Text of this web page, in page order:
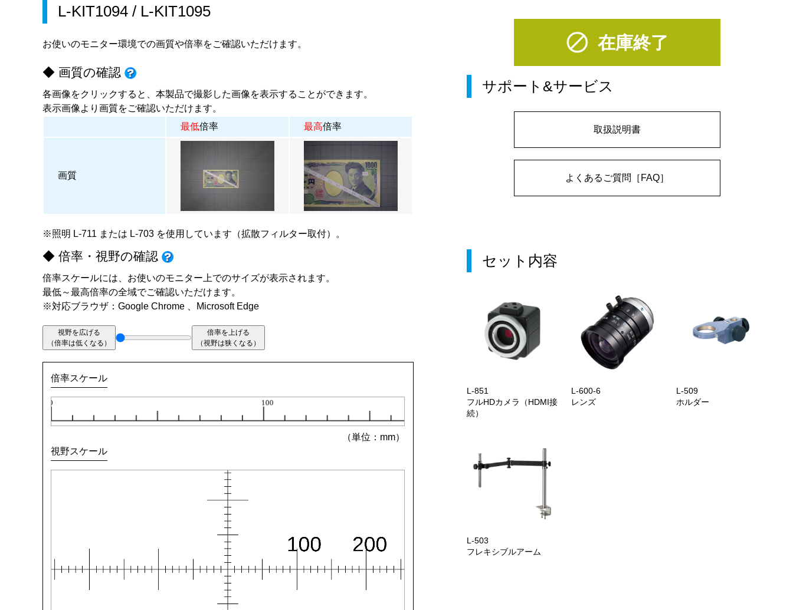
L-KIT1094 / L-KIT1095
お使いのモニター環境での画質や倍率をご確認いただけます。
◆ 画質の確認
各画像をクリックすると、本製品で撮影した画像を表示することができます。
表示画像より画質をご確認いただけます。
最低倍率 最高倍率
画質
※照明 L-711 または L-703 を使用しています（拡散フィルター取付）。
◆ 倍率・視野の確認
倍率スケールには、お使いのモニター上でのサイズが表示されます。
最低～最高倍率の全域でご確認いただけます。
※対応ブラウザ：Google Chrome 、Microsoft Edge
視野を広げる
（倍率は低くなる）
倍率を上げる
（視野は狭くなる）
倍率スケール
（単位：mm）
視野スケール
在庫終了
サポート&サービス
取扱説明書
よくあるご質問［FAQ］
セット内容
L-851
フルHDカメラ（HDMI接
続）
L-600-6
レンズ
L-509
ホルダー
L-503
フレキシブルアーム